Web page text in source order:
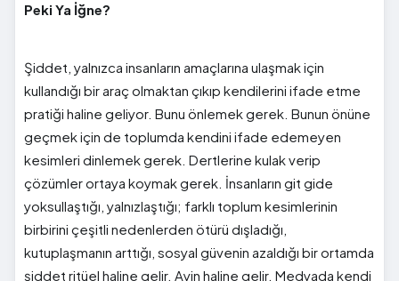
Peki Ya İğne?
Şiddet, yalnızca insanların amaçlarına ulaşmak için
kullandığı bir araç olmaktan çıkıp kendilerini ifade etme
pratiği haline geliyor. Bunu önlemek gerek. Bunun önüne
geçmek için de toplumda kendini ifade edemeyen
kesimleri dinlemek gerek. Dertlerine kulak verip
çözümler ortaya koymak gerek. İnsanların git gide
yoksullaştığı, yalnızlaştığı; farklı toplum kesimlerinin
birbirini çeşitli nedenlerden ötürü dışladığı,
kutuplaşmanın arttığı, sosyal güvenin azaldığı bir ortamda
şiddet ritüel haline gelir. Ayin haline gelir. Medyada kendi